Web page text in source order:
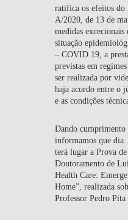
ratifica os efeitos do
A/2020, de 13 de
medidas
situação
– COVID 19, a
previstas em
ser realizada por
haja acordo entre o
e as condições
Dando cumprimento
informamos que dia
terá lugar a Prova
Doutoramento de
Health Care:
Home”, realizada
Professor Pedro Pita